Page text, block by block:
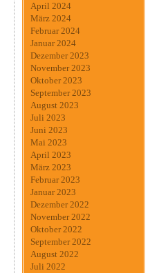
April 2024
März 2024
Februar 2024
Januar 2024
Dezember 2023
November 2023
Oktober 2023
September 2023
August 2023
Juli 2023
Juni 2023
Mai 2023
April 2023
März 2023
Februar 2023
Januar 2023
Dezember 2022
November 2022
Oktober 2022
September 2022
August 2022
Juli 2022